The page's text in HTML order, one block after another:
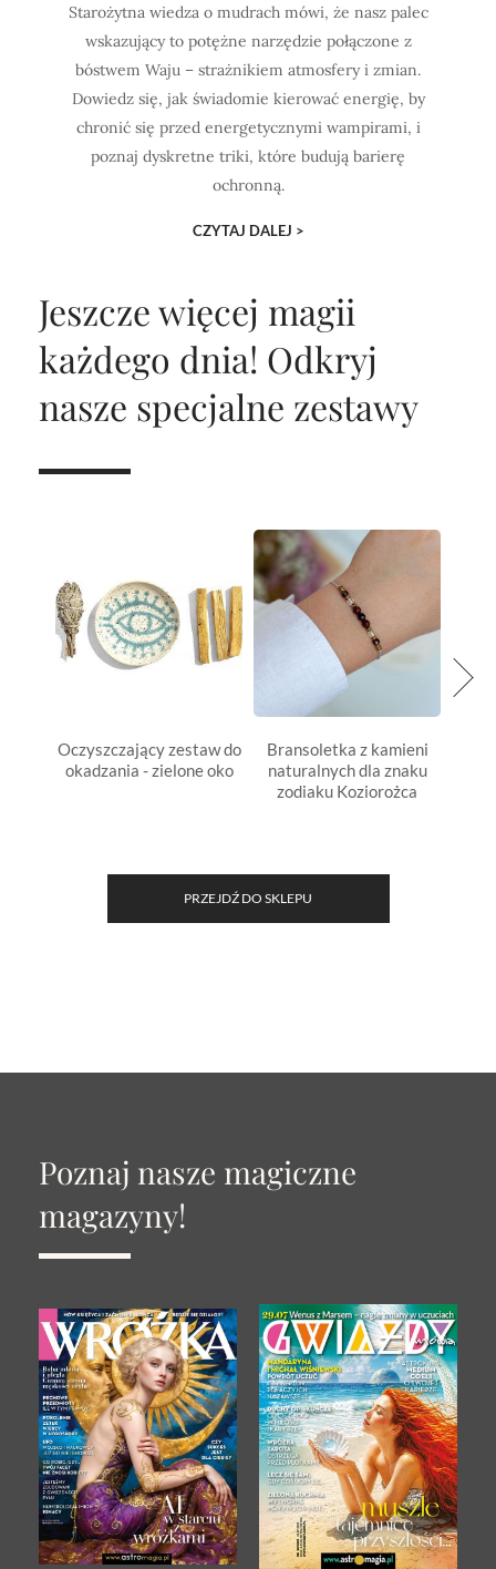
Starożytna wiedza o mudrach mówi, że nasz palec
wskazujący to potężne narzędzie połączone z
bóstwem Waju – strażnikiem atmosfery i zmian.
Dowiedz się, jak świadomie kierować energię, by
chronić się przed energetycznymi wampirami, i
poznaj dyskretne triki, które budują barierę
ochronną.
CZYTAJ DALEJ >
Jeszcze więcej magii
każdego dnia! Odkryj
nasze specjalne zestawy
Oczyszczający zestaw do
okadzania - zielone oko
Bransoletka z kamieni
naturalnych dla znaku
zodiaku Koziorożca
PRZEJDŹ DO SKLEPU
Poznaj nasze magiczne
magazyny!